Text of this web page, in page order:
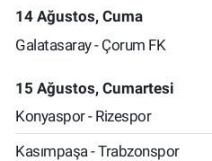
14 Ağustos, Cuma
Galatasaray - Çorum FK
15 Ağustos, Cumartesi
Konyaspor - Rizespor
Kasımpaşa - Trabzonspor